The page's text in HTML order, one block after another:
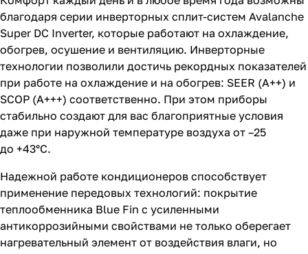
благодаря серии инверторных сплит-систем Avalanche
Super DC Inverter, которые работают на охлаждение,
обогрев, осушение и вентиляцию. Инверторные
технологии позволили достичь рекордных показателей
при работе на охлаждение и на обогрев: SEER (A++) и
SCOP (A+++) соответственно. При этом приборы
стабильно создают для вас благоприятные условия
даже при наружной температуре воздуха от –25
до +43°С.
Надежной работе кондиционеров способствует
применение передовых технологий: покрытие
теплообменника Blue Fin с усиленными
антикоррозийными свойствами не только оберегает
нагревательный элемент от воздействия влаги, но